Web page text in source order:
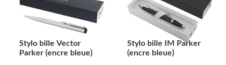
Stylo bille Vector
Parker (encre bleue)
Stylo bille IM Parker
(encre bleue)